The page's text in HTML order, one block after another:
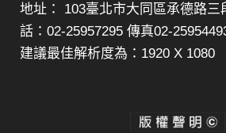
地址： 103臺北市大同區承德路三
話：02-25957295 傳真02-
建議最佳解析度為：1920 X 1080